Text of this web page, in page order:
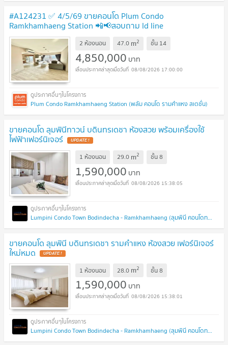
#A124231 ✅ 4/5/69 ขายคอนโด Plum Condo
Ramkhamhaeng Station 📲📢สอบถาม ld line
@condoboy UPDATE !
2 ห้องนอน 47.0 m2 ชั้น 14
4,850,000 บาท
08/08/2026 17:00:00
Plum Condo Ramkhamhaeng Station (พลัม คอนโด รามคำแหง สเตชั่น)
ขายคอนโด ลุมพินีทาวน์ บดินทรเดชา ห้องสวย พร้อมเครื่องใช้
ไฟฟ้าเฟอร์นิเจอร์ UPDATE !
1 ห้องนอน 29.0 m2 ชั้น8
1,590,000 บาท
08/08/2026 15:38:05
Lumpini Condo Town Bodindecha - Ramkhamhaeng (ลุมพินี คอนโดทาวน์ บดินทรเดชา - รามคำแหง)
ขายคอนโด ลุมพินี บดินทรเดชา รามคำแหง ห้องสวย เฟอร์นิเจอร์
ใหม่หมด UPDATE !
1 ห้องนอน 28.0 m2 ชั้น8
1,590,000 บาท
08/08/2026 15:38:01
Lumpini Condo Town Bodindecha - Ramkhamhaeng (ลุมพินี คอนโดทาวน์ บดินทรเดชา - รามคำแหง)